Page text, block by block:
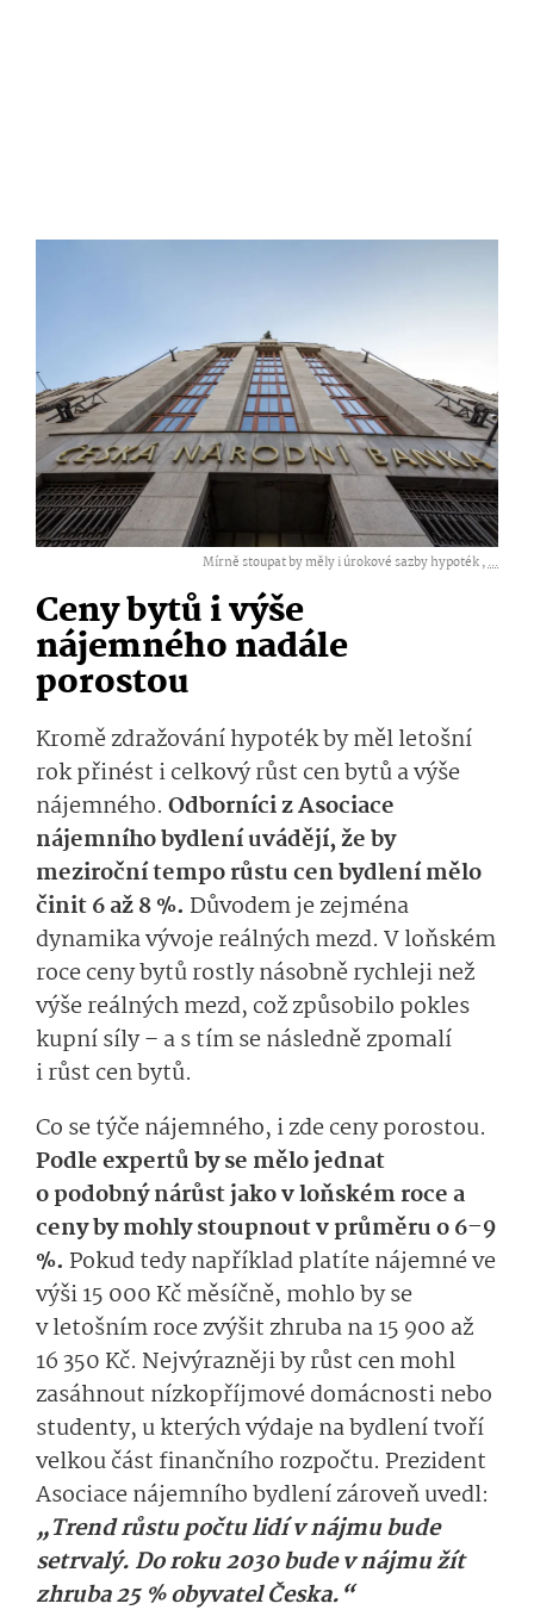
Mírně stoupat by měly i úrokové sazby hypoték ,...
Ceny bytů i výše
nájemného nadále
porostou
Kromě zdražování hypoték by měl letošní
rok přinést i celkový růst cen bytů a výše
nájemného. Odborníci z Asociace
nájemního bydlení uvádějí, že by
meziroční tempo růstu cen bydlení mělo
činit 6 až 8 %. Důvodem je zejména
dynamika vývoje reálných mezd. V loňském
roce ceny bytů rostly násobně rychleji než
výše reálných mezd, což způsobilo pokles
kupní síly – a s tím se následně zpomalí
i růst cen bytů.
Co se týče nájemného, i zde ceny porostou.
Podle expertů by se mělo jednat
o podobný nárůst jako v loňském roce a
ceny by mohly stoupnout v průměru o 6–9
%. Pokud tedy například platíte nájemné ve
výši 15 000 Kč měsíčně, mohlo by se
v letošním roce zvýšit zhruba na 15 900 až
16 350 Kč. Nejvýrazněji by růst cen mohl
zasáhnout nízkopříjmové domácnosti nebo
studenty, u kterých výdaje na bydlení tvoří
velkou část finančního rozpočtu. Prezident
Asociace nájemního bydlení zároveň uvedl:
„Trend růstu počtu lidí v nájmu bude
setrvalý. Do roku 2030 bude v nájmu žít
zhruba 25 % obyvatel Česka.“